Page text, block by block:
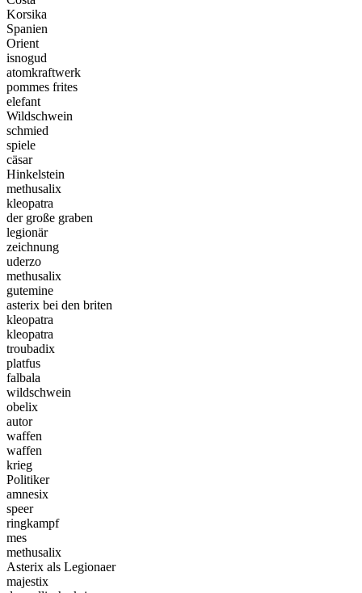
Korsika
Spanien
Orient
isnogud
atomkraftwerk
pommes frites
elefant
Wildschwein
schmied
spiele
cäsar
Hinkelstein
methusalix
kleopatra
der große graben
legionär
zeichnung
uderzo
methusalix
gutemine
asterix bei den briten
kleopatra
kleopatra
troubadix
platfus
falbala
wildschwein
obelix
autor
waffen
waffen
krieg
Politiker
amnesix
speer
ringkampf
mes
methusalix
Asterix als Legionaer
majestix